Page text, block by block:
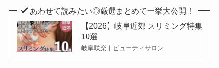
あわせて読みたい◎厳選まとめて一挙大公開！
【2026】岐阜近郊 スリミング特集
10選
岐阜咲楽｜ビューティサロン